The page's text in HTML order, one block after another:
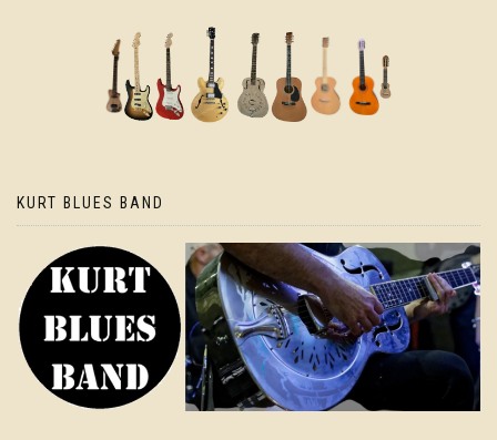
KURT BLUES BAND